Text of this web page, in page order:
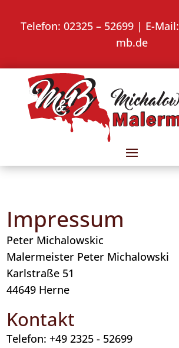
Telefon: 02325 – 52699| E-Mail:
mb.de
Impressum
Peter Michalowskic
Malermeister Peter Michalowski
Karlstraße 51
44649 Herne
Kontakt
Telefon: +49 2325 - 52699